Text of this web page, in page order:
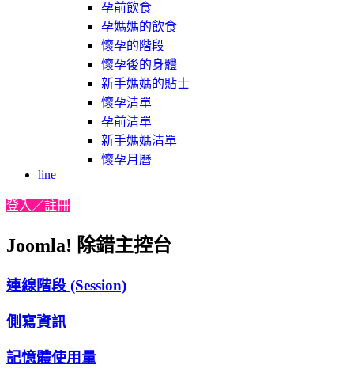
孕前飲食
孕媽媽的飲食
懷孕的階段
懷孕後的身體
新手媽媽的貼士
懷孕清單
孕前清單
新手媽媽清單
懷孕月曆
line
登入／註冊
Joomla! 除錯主控台
連線階段 (Session)
側寫資訊
記憶體使用量